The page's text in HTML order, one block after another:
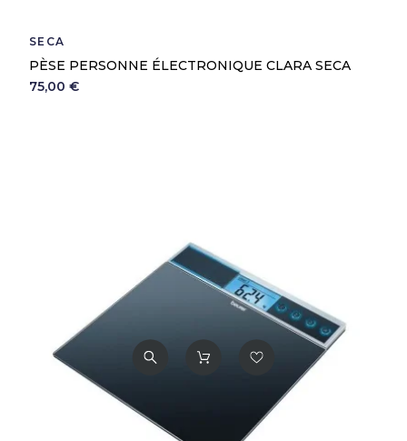
SECA
PÈSE PERSONNE ÉLECTRONIQUE CLARA SECA
75,00 €